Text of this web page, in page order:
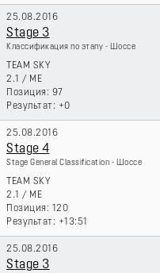
25.08.2016
Stage 3
Классификация по этапу - Шоссе
TEAM SKY
2.1 / ME
97
+0
25.08.2016
Stage 4
Stage General Classification - Шоссе
TEAM SKY
2.1 / ME
120
+13:51
25.08.2016
Stage 3